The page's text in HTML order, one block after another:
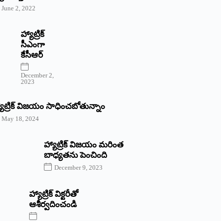
June 2, 2022
హ్యాట్రిక్‌
‌సీఎంగా
కేసీఆర్‌
December 2,
2023
విజయం సాధించబోతున్నాం
May 18, 2024
హ్యాట్రిక్ విజయం మరింత
బాధ్యతను పెంచింది
December 9, 2023
హ్యాట్రిక్‌ ‌విక్టరీతో
ఆశీర్వదించండి